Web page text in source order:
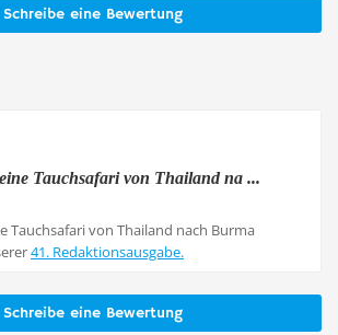
Schreibe eine Bewertung
Tauchsafari von Thailand na ...
Tauchsafari von Thailand nach Burma
41. Redaktionsausgabe.
Schreibe eine Bewertung